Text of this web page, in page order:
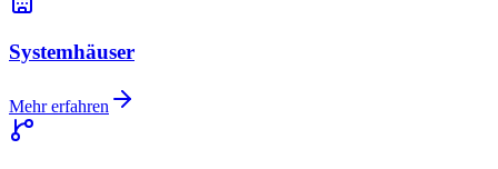
Systemhäuser
Mehr erfahren